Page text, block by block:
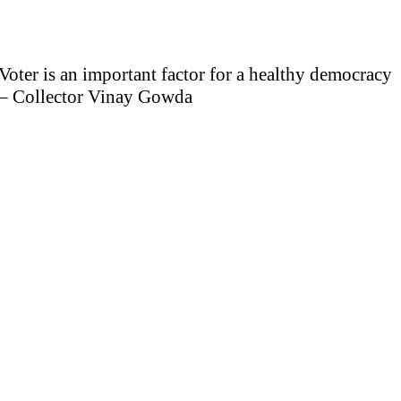
is an important factor for a healthy democracy
Collector Vinay Gowda